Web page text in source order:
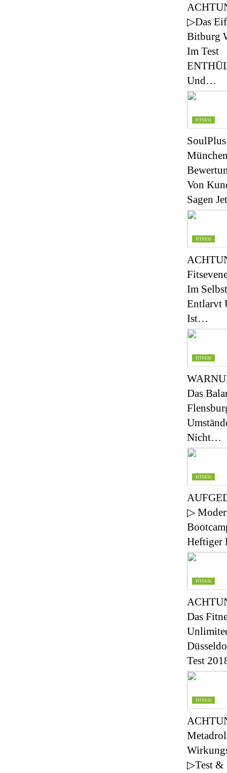
▷Das
Bitburg
Im Test
Und…
FITNESS
SoulPlus
Von
Sagen
FITNESS
Im
Entlarvt
Ist…
FITNESS
Das
Nicht…
FITNESS
▷
Heftiger
FITNESS
Das
Test
FITNESS
Metadrol
▷Test &